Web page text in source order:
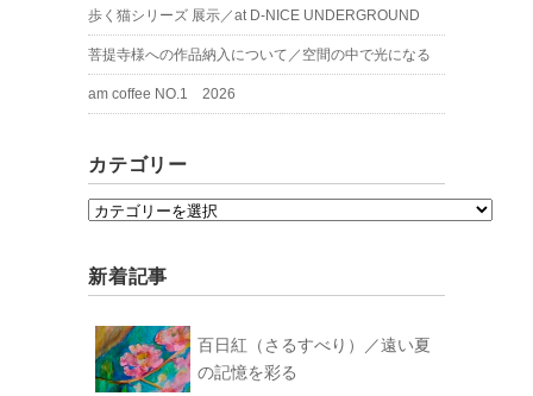
歩く猫シリーズ 展示／at D-NICE UNDERGROUND
菩提寺様への作品納入について／空間の中で光になる
am coffee NO.1 2026
カテゴリー
カ
ゴ
リ
ー
新着記事
百日紅（さるすべり）／遠い夏
の記憶を彩る